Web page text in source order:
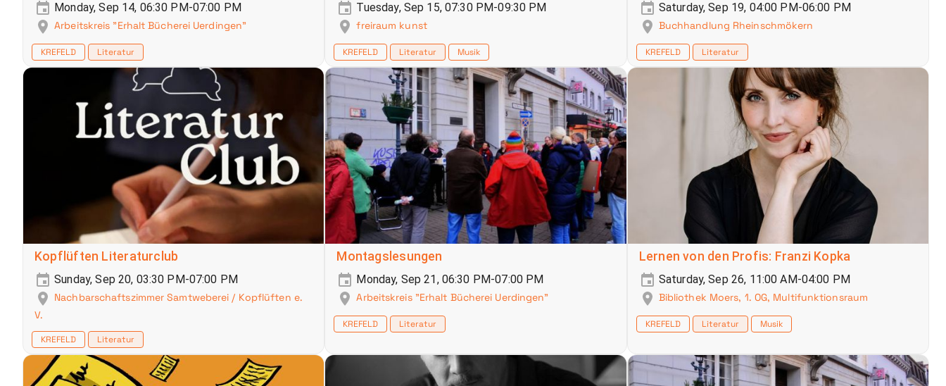
Monday, Sep 14, 06:30 PM-07:00 PM
Arbeitskreis "Erhalt Bücherei Uerdingen"
KREFELD Literatur
Tuesday, Sep 15, 07:30 PM-09:30 PM
freiraum kunst
KREFELD Literatur Musik
Saturday, Sep 19, 04:00 PM-06:00 PM
Buchhandlung Rheinschmökern
KREFELD Literatur
Kopflüften Literaturclub
Sunday, Sep 20, 03:30 PM-07:00 PM
Nachbarschaftszimmer Samtweberei / Kopflüften e.
V.
KREFELD Literatur
Montagslesungen
Monday, Sep 21, 06:30 PM-07:00 PM
Arbeitskreis "Erhalt Bücherei Uerdingen"
KREFELD Literatur
Lernen von den Profis: Franzi Kopka
Saturday, Sep 26, 11:00 AM-04:00 PM
Bibliothek Moers, 1. OG, Multifunktionsraum
KREFELD Literatur Musik